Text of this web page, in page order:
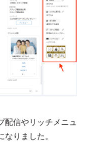
配信やリッチメニュ
りました。